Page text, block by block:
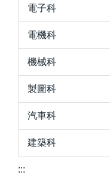
電子科
電機科
機械科
製圖科
汽車科
建築科
:::